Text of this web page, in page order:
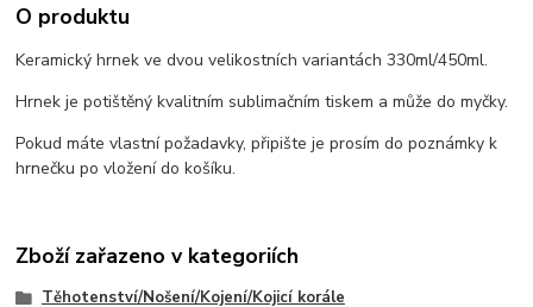
O produktu
Keramický hrnek ve dvou velikostních variantách 330ml/450ml.
Hrnek je potištěný kvalitním sublimačním tiskem a může do myčky.
Pokud máte vlastní požadavky, připište je prosím do poznámky k
hrnečku po vložení do košíku.
Zboží zařazeno v kategoriích
Těhotenství/Nošení/Kojení/Kojicí korále